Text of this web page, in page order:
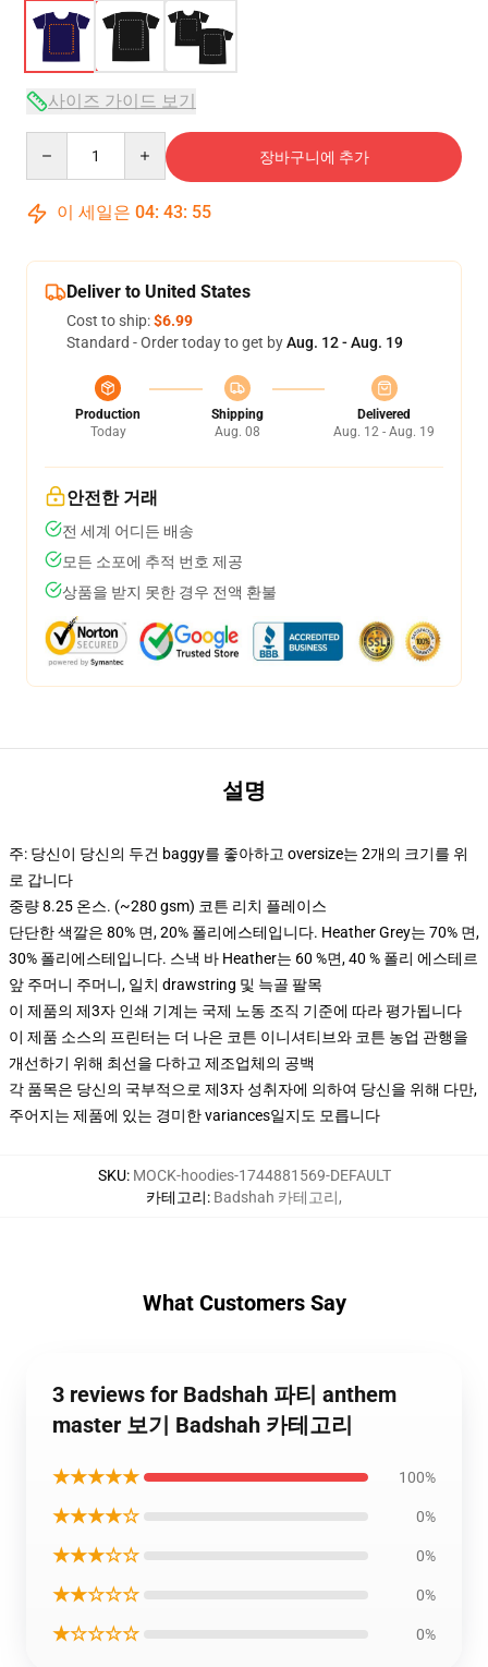
사이즈 가이드 보기
장바구니에 추가
이 세일은 04: 43: 54
Deliver to United States
Cost to ship:$6.99
Standard - Order today to get byAug. 12 - Aug. 19
Production
Today
Shipping
Aug. 08
Delivered
Aug. 12 - Aug. 19
안전한 거래
전 세계 어디든 배송
모든 소포에 추적 번호 제공
상품을 받지 못한 경우 전액 환불
설명
주: 당신이 당신의 두건 baggy를 좋아하고 oversize는 2개의 크기를 위
로 갑니다
중량 8.25 온스. (~280 gsm) 코튼 리치 플레이스
단단한 색깔은 80% 면, 20% 폴리에스테입니다. Heather Grey는 70% 면,
30% 폴리에스테입니다. 스낵 바 Heather는 60 %면, 40 % 폴리 에스테르
앞 주머니 주머니, 일치 drawstring 및 늑골 팔목
이 제품의 제3자 인쇄 기계는 국제 노동 조직 기준에 따라 평가됩니다
이 제품 소스의 프린터는 더 나은 코튼 이니셔티브와 코튼 농업 관행을
개선하기 위해 최선을 다하고 제조업체의 공백
각 품목은 당신의 국부적으로 제3자 성취자에 의하여 당신을 위해 다만,
주어지는 제품에 있는 경미한 variances일지도 모릅니다
SKU: MOCK-hoodies-1744881569-DEFAULT
카테고리: Badshah 카테고리,
What Customers Say
3 reviews for Badshah 파티 anthem
master 보기 Badshah 카테고리
★★★★★ 100%
★★★★☆ 0%
★★★☆☆ 0%
★★☆☆☆ 0%
★☆☆☆☆ 0%